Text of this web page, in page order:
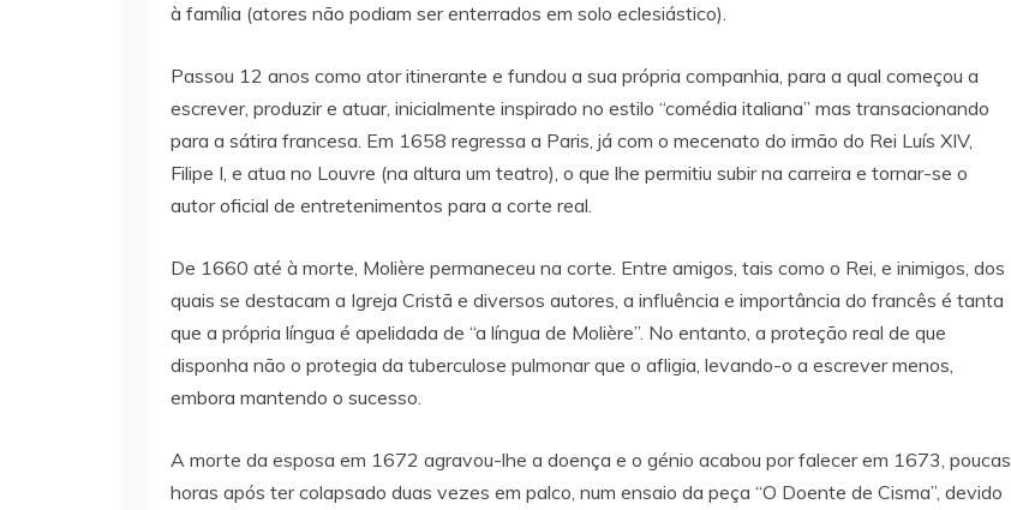
à família (atores não podiam ser enterrados em solo eclesiástico).
Passou 12 anos como ator itinerante e fundou a sua própria companhia, para a qual começou a
escrever, produzir e atuar, inicialmente inspirado no estilo “comédia italiana” mas transacionando
para a sátira francesa. Em 1658 regressa a Paris, já com o mecenato do irmão do Rei Luís XIV,
Filipe I, e atua no Louvre (na altura um teatro), o que lhe permitiu subir na carreira e tornar-se o
autor oficial de entretenimentos para a corte real.
De 1660 até à morte, Molière permaneceu na corte. Entre amigos, tais como o Rei, e inimigos, dos
quais se destacam a Igreja Cristã e diversos autores, a influência e importância do francês é tanta
que a própria língua é apelidada de “a língua de Molière”. No entanto, a proteção real de que
disponha não o protegia da tuberculose pulmonar que o afligia, levando-o a escrever menos,
embora mantendo o sucesso.
A morte da esposa em 1672 agravou-lhe a doença e o génio acabou por falecer em 1673, poucas
horas após ter colapsado duas vezes em palco, num ensaio da peça “O Doente de Cisma”, devido